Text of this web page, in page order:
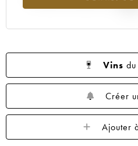
Vins
Créer
Ajouter